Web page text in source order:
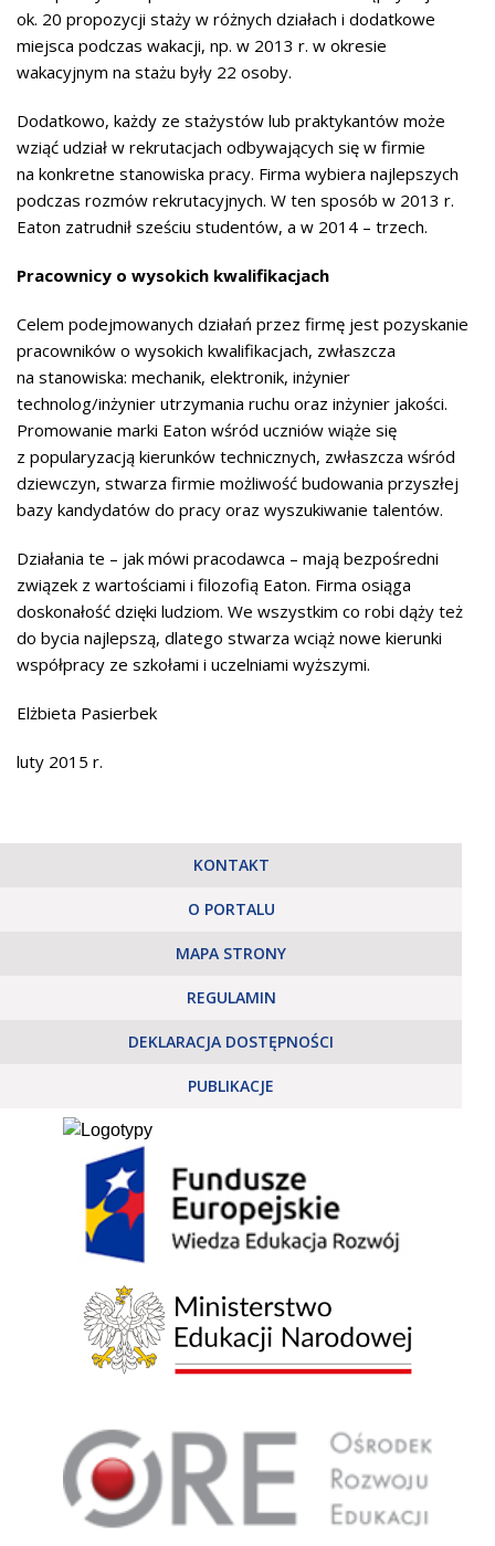
ok. 20 propozycji staży w różnych działach i dodatkowe
miejsca podczas wakacji, np. w 2013 r. w okresie
wakacyjnym na stażu były 22 osoby.
Dodatkowo, każdy ze stażystów lub praktykantów może
wziąć udział w rekrutacjach odbywających się w firmie
na konkretne stanowiska pracy. Firma wybiera najlepszych
podczas rozmów rekrutacyjnych. W ten sposób w 2013 r.
Eaton zatrudnił sześciu studentów, a w 2014 – trzech.
Pracownicy o wysokich kwalifikacjach
Celem podejmowanych działań przez firmę jest pozyskanie
pracowników o wysokich kwalifikacjach, zwłaszcza
na stanowiska: mechanik, elektronik, inżynier
technolog/inżynier utrzymania ruchu oraz inżynier jakości.
Promowanie marki Eaton wśród uczniów wiąże się
z popularyzacją kierunków technicznych, zwłaszcza wśród
dziewczyn, stwarza firmie możliwość budowania przyszłej
bazy kandydatów do pracy oraz wyszukiwanie talentów.
Działania te – jak mówi pracodawca – mają bezpośredni
związek z wartościami i filozofią Eaton. Firma osiąga
doskonałość dzięki ludziom. We wszystkim co robi dąży też
do bycia najlepszą, dlatego stwarza wciąż nowe kierunki
współpracy ze szkołami i uczelniami wyższymi.
Elżbieta Pasierbek
luty 2015 r.
KONTAKT
O PORTALU
MAPA STRONY
REGULAMIN
DEKLARACJA DOSTĘPNOŚCI
PUBLIKACJE